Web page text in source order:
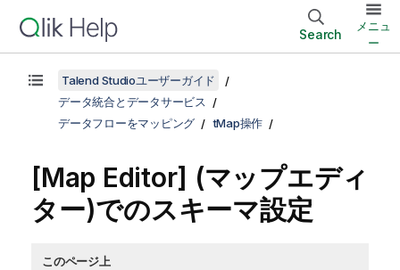
Search
メニュ
ー
Talend Studioユーザーガイド
データ統合とデータサービス
データフローをマッピング
tMap操作
[Map Editor] (マップエディ
ター)でのスキーマ設定
このページ上